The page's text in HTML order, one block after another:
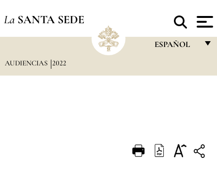
La SANTA SEDE
ESPAÑOL
DEUTSCH
AUDIENCIAS 2022